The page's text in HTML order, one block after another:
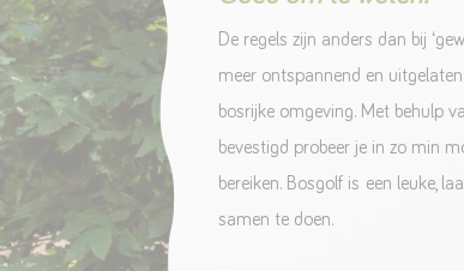
De regels zijn anders dan bij
meer ontspannend en
bosrijke omgeving. Met behulp
bevestigd probeer je in zo min
bereiken. Bosgolf is een leuke,
samen te doen.